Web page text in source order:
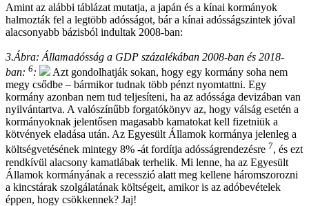
Amint az alábbi táblázat mutatja, a japán és a kínai kormányok
halmozták fel a legtöbb adósságot, bár a kínai adósságszintek jóval
alacsonyabb bázisból indultak 2008-ban:
3.Ábra: Államadósság a GDP százalékában 2008-ban és 2018-
ban: 6:
Azt gondolhatják sokan, hogy egy kormány soha nem
megy csődbe – bármikor tudnak több pénzt nyomtattni. Egy
kormány azonban nem tud teljesíteni, ha az adóssága devizában van
nyilvántartva. A valószínűbb forgatókönyv az, hogy válság esetén a
kormányoknak jelentősen magasabb kamatokat kell fizetniük a
kötvények eladása után. Az Egyesült Államok kormánya jelenleg a
költségvetésének mintegy 8% -át fordítja adósságrendezésre 7, és ezt
rendkívül alacsony kamatlábak terhelik. Mi lenne, ha az Egyesült
Államok kormányának a recesszió alatt meg kellene háromszorozni
a kincstárak szolgálatának költségeit, amikor is az adóbevételek
éppen, hogy csökkennek? Jaj!